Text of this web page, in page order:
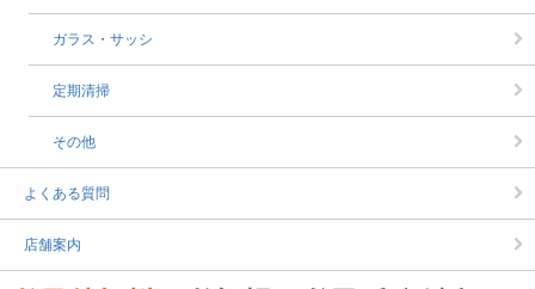
ガラス・サッシ
定期清掃
その他
よくある質問
店舗案内